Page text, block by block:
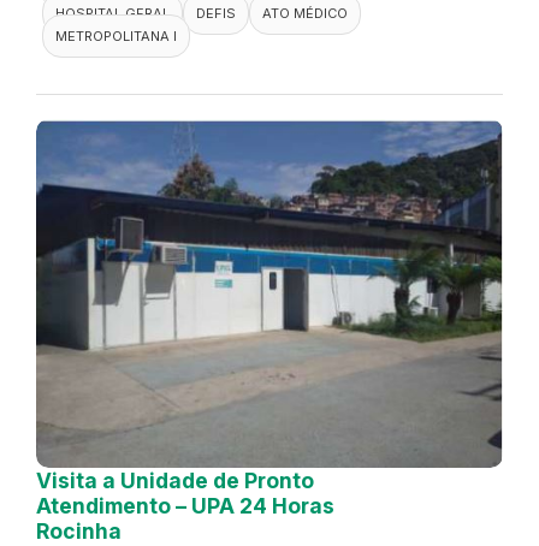
HOSPITAL GERAL
DEFIS
ATO MÉDICO
METROPOLITANA I
Visita a Unidade de Pronto
Atendimento – UPA 24 Horas
Rocinha